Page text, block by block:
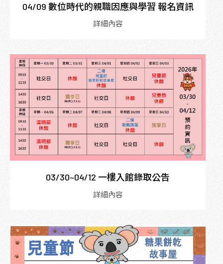
04/09 數位時代的親職因應與學習 報名資訊
詳細內容
03/30~04/12 一樓入館錄取公告
詳細內容